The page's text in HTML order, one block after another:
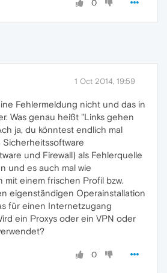
0
1 Oct 2014, 19:59
Fehlermeldung nicht und das in
Was genau heißt "Links gehen
ja, du könntest endlich mal
und Firewall) als Fehlerquelle
und es auch mal wie
mit einem frischen Profil bzw.
eigenständigen Operainstallation
für einen Internetzugang
ein Proxys oder ein VPN oder
0